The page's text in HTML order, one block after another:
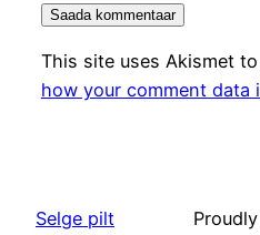
This site uses Akismet
how your comment data
Selge pilt